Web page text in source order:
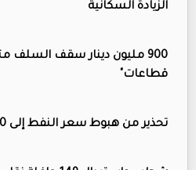
الزيادة السكانية
900 مليون دينار سقف السلف
قطاعات"
تحذير من هبوط سعر النفط إلى 50 دولارا